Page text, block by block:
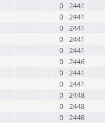
0 2441
0 2441
0 2441
0 2441
0 2441
0 2446
0 2441
0 2441
0 2448
0 2448
0 2448